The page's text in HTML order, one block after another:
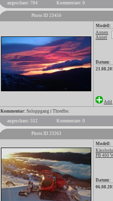
angeschaut: 704
Kommentare: 0
Photo ID 23450
Modell:
Annen
Annet
Datum:
Add
Kommentar: Soloppgang i Thredbo.
angeschaut: 552
Kommentare: 0
Photo ID 23263
Modell:
PB 400
Datum: